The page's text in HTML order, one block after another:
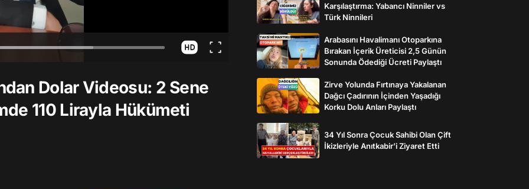
Dolar Videosu: 2 Sene
110 Lirayla Hükümeti
Karşılaştırma: Yabancı Ninniler vs
Türk Ninnileri
Arabasını Havalimanı Otoparkına
Bırakan İçerik Üreticisi 2,5 Günün
Sonunda Ödediği Ücreti Paylaştı
Zirve Yolunda Fırtınaya Yakalanan
Dağcı Çadırının İçinden Yaşadığı
Korku Dolu Anları Paylaştı
34 Yıl Sonra Çocuk Sahibi Olan Çift
İkizleriyle Anıtkabir’i Ziyaret Etti